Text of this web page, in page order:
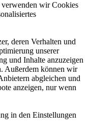
wir Cookies
deren Verhalten und
unserer
und Inhalte anzuzeigen
Außerdem können wir
abgleichen und
anzeigen, nur wenn
in den Einstellungen